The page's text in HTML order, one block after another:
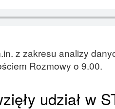
z zakresu analizy
Rozmowy o 9.00.
udział w